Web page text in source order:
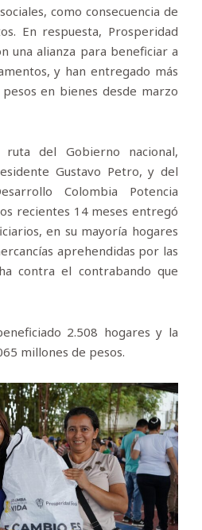
como consecuencia de
En respuesta, Prosperidad
una alianza para beneficiar a
y han entregado más
en bienes desde marzo
del Gobierno nacional,
Gustavo Petro, y del
Colombia Potencia
recientes 14 meses entregó
en su mayoría hogares
aprehendidas por las
contra el contrabando que
2.508 hogares y la
millones de pesos.